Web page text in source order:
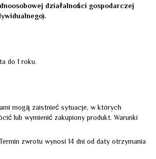
działalności gospodarczej
do 1 roku.
mogą zaistnieć sytuacje, w których
lub wymienić zakupiony produkt. Warunki
zwrotu wynosi 14 dni od daty otrzymania